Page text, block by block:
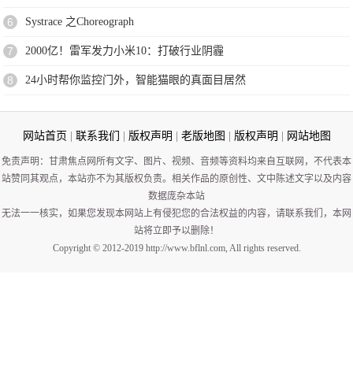
6 Systrace 之Choreograph
7 2000亿！雷军发力小米10：打破行业阴霾
8 24小时帮你监控门外，智能猫眼的真面目居然
网站首页 联系我们 版权声明 老版地图 版权声明 网站地图
免责声明：甘肃焦点网所有文字、图片、视频、音频等资料均来自互联网，不代表本
站赞同其观点，本站亦不为其版权负责。相关作品的原创性、文中陈述文字以及内容
数据庞杂本站
无法一一核实，如果您发现本网站上有侵犯您的合法权益的内容，请联系我们，本网
站将立即予以删除！
Copyright © 2012-2019 http://www.bflnl.com, All rights reserved.